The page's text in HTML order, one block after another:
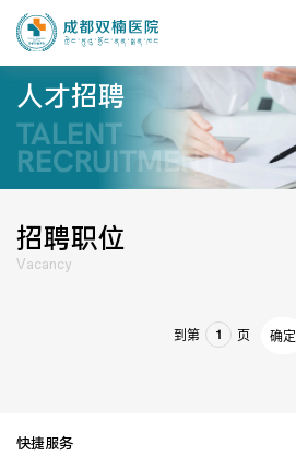
医院简介
人才招聘
TALENT
RECRUITMENT
招聘职位
Vacancy
到第 页 确定
快捷服务